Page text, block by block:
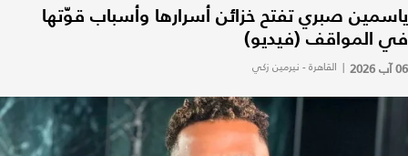
ياسمين صبري تفتح خزائن أسرارها وأسباب قوّتها
في المواقف (فيديو)
06 آب 2026 | القاهرة - نيرمين زكي